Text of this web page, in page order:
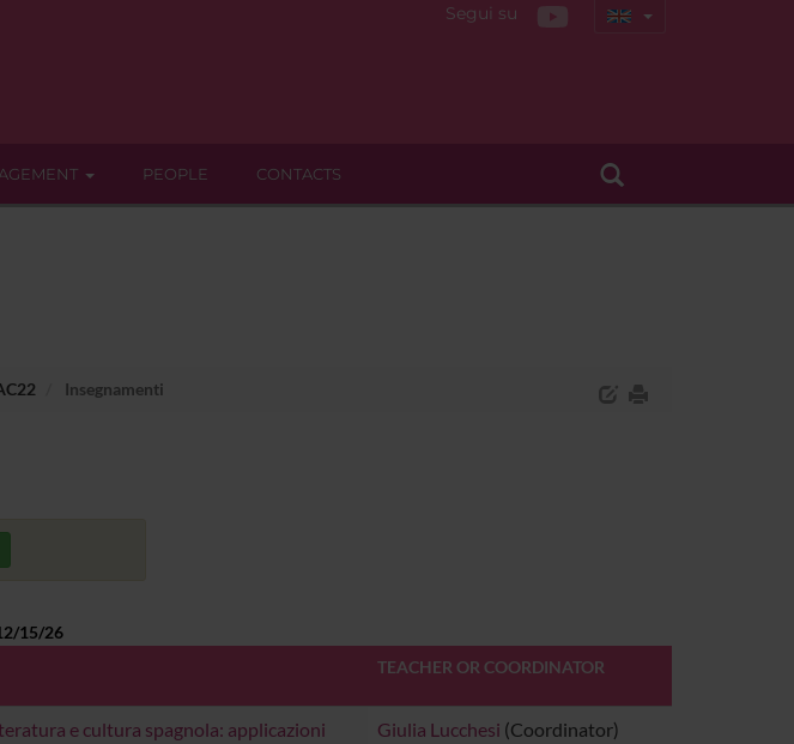
Segui su
PEOPLE CONTACTS
Insegnamenti
15/26
TEACHER OR COORDINATOR
e cultura spagnola: applicazioni Giulia Lucchesi (Coordinator)